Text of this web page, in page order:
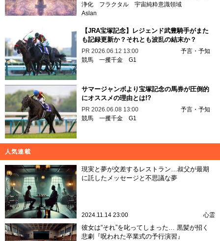
浄化
フラクタル 宇宙純粋意識領域
Aslan
【JRA宝塚記念】レジェンド武豊騎手がまた
も記録更新か？それとも波乱の結末か？
PR 2026.06.12 13:00
予言・予知
競馬 一攫千金 G1
サマージャンボより宝塚記念の馬券が圧倒的
にオススメの理由とは!?
PR 2026.06.08 13:00
予言・予知
競馬 一攫千金 G1
人気連載
現実と夢が交差するレストラン…叔父が最期
に託したメッセージと不思議な夢
2024.11.14 23:00 心霊
彼女は“それ”を叱ってしまった… 黒髪が招く
悲劇『呪われた卒業式の予行演習』